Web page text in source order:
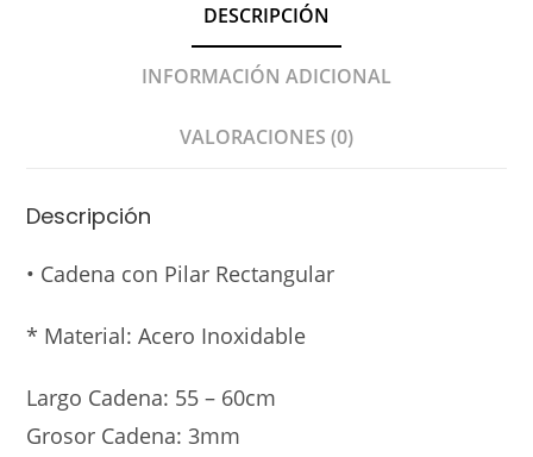
DESCRIPCIÓN
INFORMACIÓN ADICIONAL
VALORACIONES (0)
Descripción
• Cadena con Pilar Rectangular
* Material: Acero Inoxidable
Largo Cadena: 55 – 60cm
Grosor Cadena: 3mm